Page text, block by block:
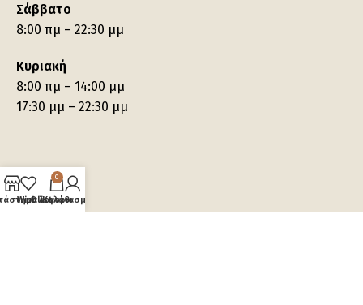
Σάββατο
8:00 πμ – 22:30 μμ
Κυριακή
8:00 πμ – 14:00 μμ
17:30 μμ – 22:30 μμ
Wishlist
0
Καλάθι
Ο λογαριασμός μου